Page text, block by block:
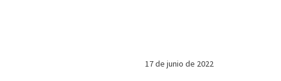
17 de junio de 2022